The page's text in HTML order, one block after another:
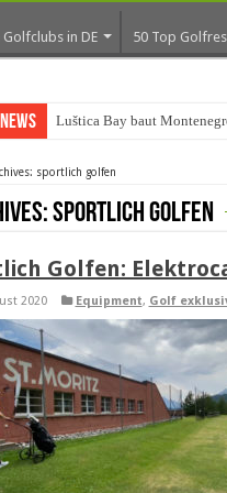
Golfclubs in DE 50 Top
Luštica Bay baut
sportlich golfen
sportlich golfen
Golfen:
2020 Equipment, Golf